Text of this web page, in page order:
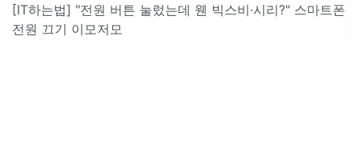
[IT하는법] "전원 버튼 눌렀는데 웬 빅스비·시리?" 스마트폰
전원 끄기 이모저모